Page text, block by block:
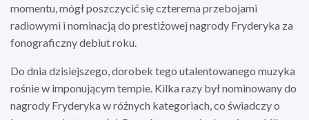
momentu, mógł poszczycić się czterema przebojami
radiowymi i nominacją do prestiżowej nagrody Fryderyka za
fonograficzny debiut roku.
Do dnia dzisiejszego, dorobek tego utalentowanego muzyka
rośnie w imponującym tempie. Kilka razy był nominowany do
nagrody Fryderyka w różnych kategoriach, co świadczy o